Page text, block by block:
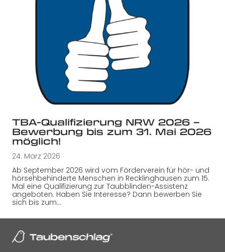
TBA-Qualifizierung NRW 2026 –
Bewerbung bis zum 31. Mai 2026
möglich!
24. März 2026
Ab September 2026 wird vom Förderverein für hör- und
hörsehbehinderte Menschen in Recklinghausen zum 15.
Mal eine Qualifizierung zur Taubblinden-Assistenz
angeboten. Haben Sie Interesse? Dann bewerben Sie
sich bis zum…